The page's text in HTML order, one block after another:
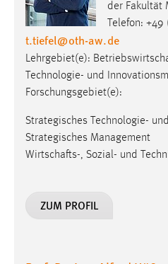
der Fakultät
Telefon:
t.tiefel@oth-aw.de
Lehrgebiet(e):
Technologie- und
Forschungsgebiet(e):
Strategisches Technologie-
Strategisches Management
Wirtschafts-, Sozial- und
ZUM PROFIL